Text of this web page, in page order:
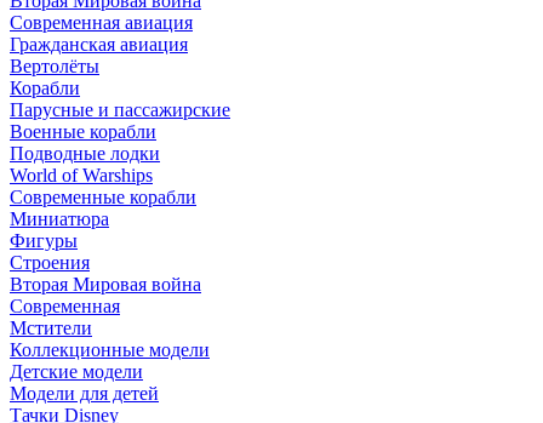
Современная авиация
Гражданская авиация
Вертолёты
Корабли
Парусные и пассажирские
Военные корабли
Подводные лодки
World of Warships
Современные корабли
Миниатюра
Фигуры
Строения
Вторая Мировая война
Современная
Мстители
Коллекционные модели
Детские модели
Модели для детей
Тачки Disney